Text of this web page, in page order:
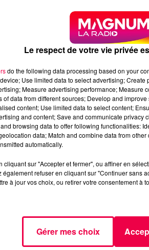
Le respect de votre vie privée
do the following data processing based on your
Use limited data to select advertising;
Measure advertising performance; Measure
of data from different sources; Develop and
content; Use limited data to select content;
and content; Save and communicate privacy
browsing data to offer following functionalities:
data; Match and combine data from
automatically.
cliquant sur "Accepter et fermer", ou affiner en
également refuser en cliquant sur "Continuer sans
à jour vos choix, ou retirer votre consentement à
Gérer mes choix